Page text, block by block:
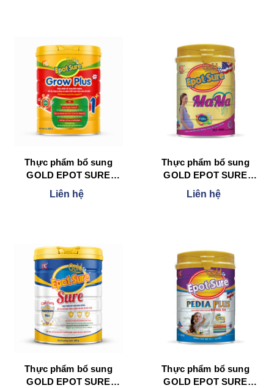
Thực phẩm bổ sung
GOLD EPOT SURE
GROW PLUS 900 g
Liên hệ
Thực phẩm bổ sung
GOLD EPOT SURE
MAMA 900 g
Liên hệ
Thực phẩm bổ sung
GOLD EPOT SURE
Thực phẩm bổ sung
GOLD EPOT SURE